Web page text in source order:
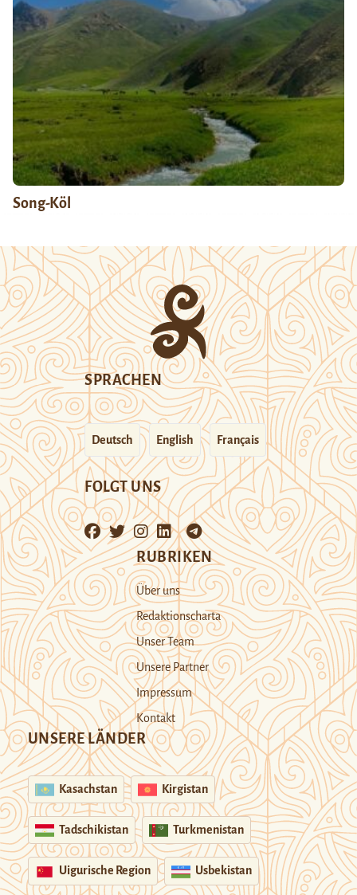
Song-Köl
SPRACHEN
Deutsch English Français
FOLGT UNS
RUBRIKEN
Über uns
Redaktionscharta
Unser Team
Unsere Partner
Impressum
Kontakt
UNSERE LÄNDER
Kasachstan Kirgistan
Tadschikistan Turkmenistan
Uigurische Region Usbekistan